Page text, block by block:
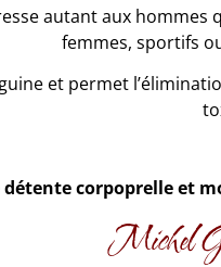
autant aux hommes
femmes, sportifs
et permet
détente corpoprelle et
Michel